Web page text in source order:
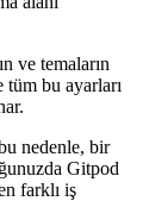
bilinen VS
sağlayan bir
Tüm
alanı
ve temaların
bu ayarları